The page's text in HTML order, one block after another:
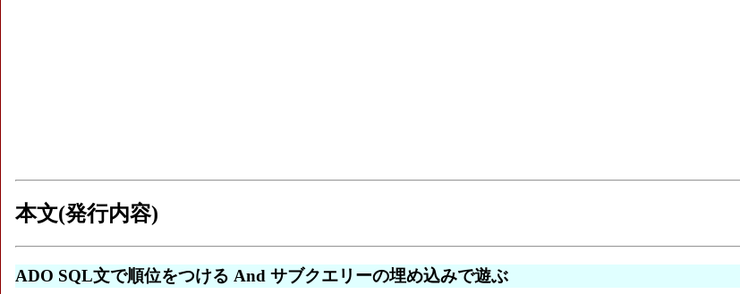
本文(発行内容)
ADO SQL文で順位をつける And サブクエリーの埋め込みで遊ぶ